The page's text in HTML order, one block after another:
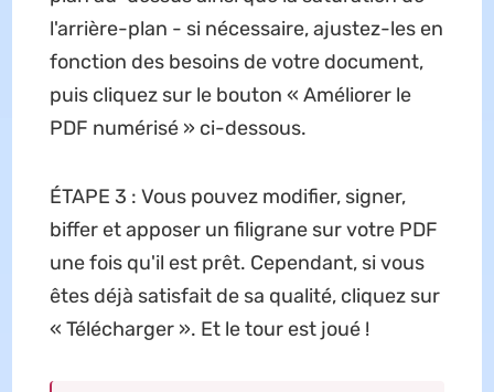
l'arrière-plan - si nécessaire, ajustez-les en
fonction des besoins de votre document,
puis cliquez sur le bouton « Améliorer le
PDF numérisé » ci-dessous.
ÉTAPE 3 : Vous pouvez modifier, signer,
biffer et apposer un filigrane sur votre PDF
une fois qu'il est prêt. Cependant, si vous
êtes déjà satisfait de sa qualité, cliquez sur
« Télécharger ». Et le tour est joué !